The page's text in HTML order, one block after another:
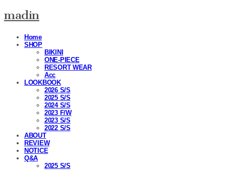
madin
Home
SHOP
BIKINI
ONE-PIECE
RESORT WEAR
Acc
LOOKBOOK
2026 S/S
2025 S/S
2024 S/S
2023 F/W
2023 S/S
2022 S/S
ABOUT
REVIEW
NOTICE
Q&A
2025 S/S